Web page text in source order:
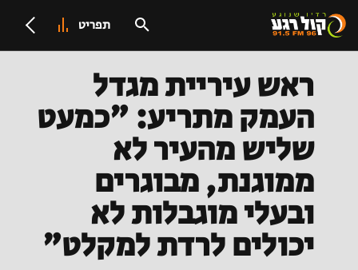
תפריט
ראש עיריית מגדל
העמק מתריע: "כמעט
שליש מהעיר לא
ממוגנת, מבוגרים
ובעלי מוגבלות לא
יכולים לרדת למקלט"